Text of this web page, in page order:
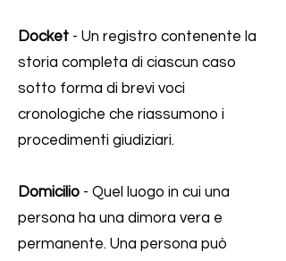
Docket - Un registro contenente la
storia completa di ciascun caso
sotto forma di brevi voci
cronologiche che riassumono i
procedimenti giudiziari.
Domicilio - Quel luogo in cui una
persona ha una dimora vera e
permanente. Una persona può